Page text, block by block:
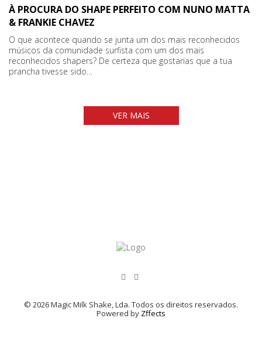
À PROCURA DO SHAPE PERFEITO COM NUNO MATTA
& FRANKIE CHAVEZ
O que acontece quando se junta um dos mais reconhecidos
músicos da comunidade surfista com um dos mais
reconhecidos shapers? De certeza que gostarias que a tua
prancha tivesse sido…
VER MAIS
© 2026 Magic Milk Shake, Lda. Todos os direitos reservados.
Powered by Zffects